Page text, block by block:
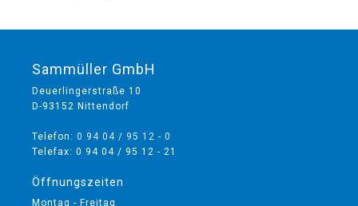
Sammüller GmbH
Deuerlingerstraße 10
D-93152 Nittendorf
Telefon: 0 94 04 / 95 12 - 0
Telefax: 0 94 04 / 95 12 - 21
Öffnungszeiten
Montag - Freitag